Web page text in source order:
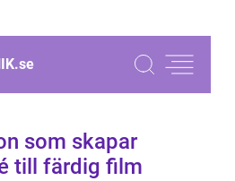
se
som skapar
till färdig film